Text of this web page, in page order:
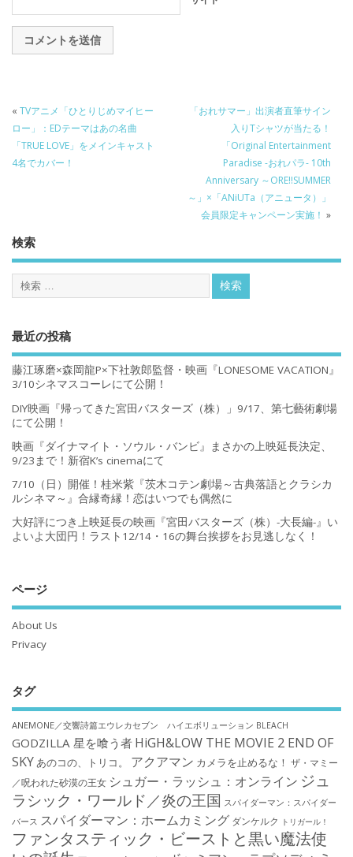
« TVアニメ「ひとりじめマイヒー
ロー」：EDテーマはあの名曲
「TRUE LOVE」をメインキャスト
4名でカバー！
「おれサマー」出演者直筆サイン
入りTシャツが当たる！
「Original Entertainment
Paradise -おれパラ- 10th
Anniversary ～ORE!!SUMMER
～」×「ANiUTa（アニュータ）」
会員限定キャンペーン実施！ »
検索
最近の投稿
藤江琢磨×森岡龍P×下社敦郎監督・映画『LONESOME VACATION』
3/10シネマスコーレにて公開！
DIY映画『帰ってきた宮田バスターズ（株）」9/17、第七藝術劇場
にて公開！
映画『ダイナマイト・ソウル・バンビ』まさかの上映延長決定、
9/23まで！新宿K’s cinemaにて
7/10（日）開催！桂米紫『茨木コテン劇場～古典落語とクラシカ
ルシネマ～』合縁奇縁！恋はいつでも偶然に
大好評につき上映延長の映画『宮田バスターズ（株）-大長編-』い
よいよ大団円！ラスト12/14・16の舞台挨拶をお見逃しなく！
ページ
About Us
Privacy
タグ
ANEMONE／交響詩篇エウレカセブン ハイエボリューション BLEACH
GODZILLA 星を喰う者 HiGH&LOW THE MOVIE 2 END OF
SKYあのコの、トリコ。 アクアマン カメラを止めるな！ ザ・マミー
／呪われた砂漠の王女 シュガー・ラッシュ：オンライン ジュ
ラシック・ワールド／炎の王国 スパイダーマン：スパイダー
バース スパイダーマン：ホームカミング ダンケルク トリガール！
ファンタスティック・ビーストと黒い魔法使